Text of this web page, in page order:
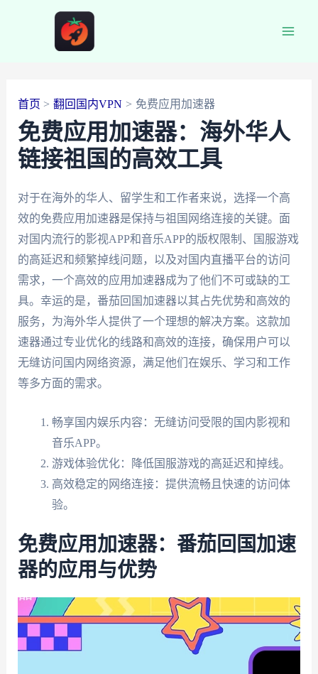
首页 翻回国内VPN 免费应用加速器
免费应用加速器：海外华人
链接祖国的高效工具
对于在海外的华人、留学生和工作者来说，选择一个高
效的免费应用加速器是保持与祖国网络连接的关键。面
对国内流行的影视APP和音乐APP的版权限制、国服游戏
的高延迟和频繁掉线问题，以及对国内直播平台的访问
需求，一个高效的应用加速器成为了他们不可或缺的工
具。幸运的是，番茄回国加速器以其占先优势和高效的
服务，为海外华人提供了一个理想的解决方案。这款加
速器通过专业优化的线路和高效的连接，确保用户可以
无缝访问国内网络资源，满足他们在娱乐、学习和工作
等多方面的需求。
畅享国内娱乐内容：无缝访问受限的国内影视和
音乐APP。
游戏体验优化：降低国服游戏的高延迟和掉线。
高效稳定的网络连接：提供流畅且快速的访问体
验。
免费应用加速器：番茄回国加速
器的应用与优势